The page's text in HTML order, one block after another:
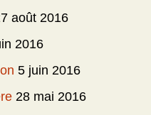
août 2016
2016
5 juin 2016
28 mai 2016